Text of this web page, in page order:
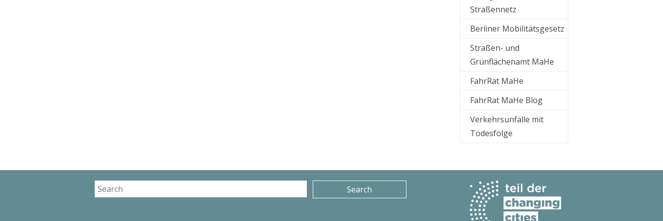
Straßennetz
Berliner Mobilitätsgesetz
Straßen- und
Grünflächenamt MaHe
FahrRat MaHe
FahrRat MaHe Blog
Verkehrsunfälle mit
Todesfolge